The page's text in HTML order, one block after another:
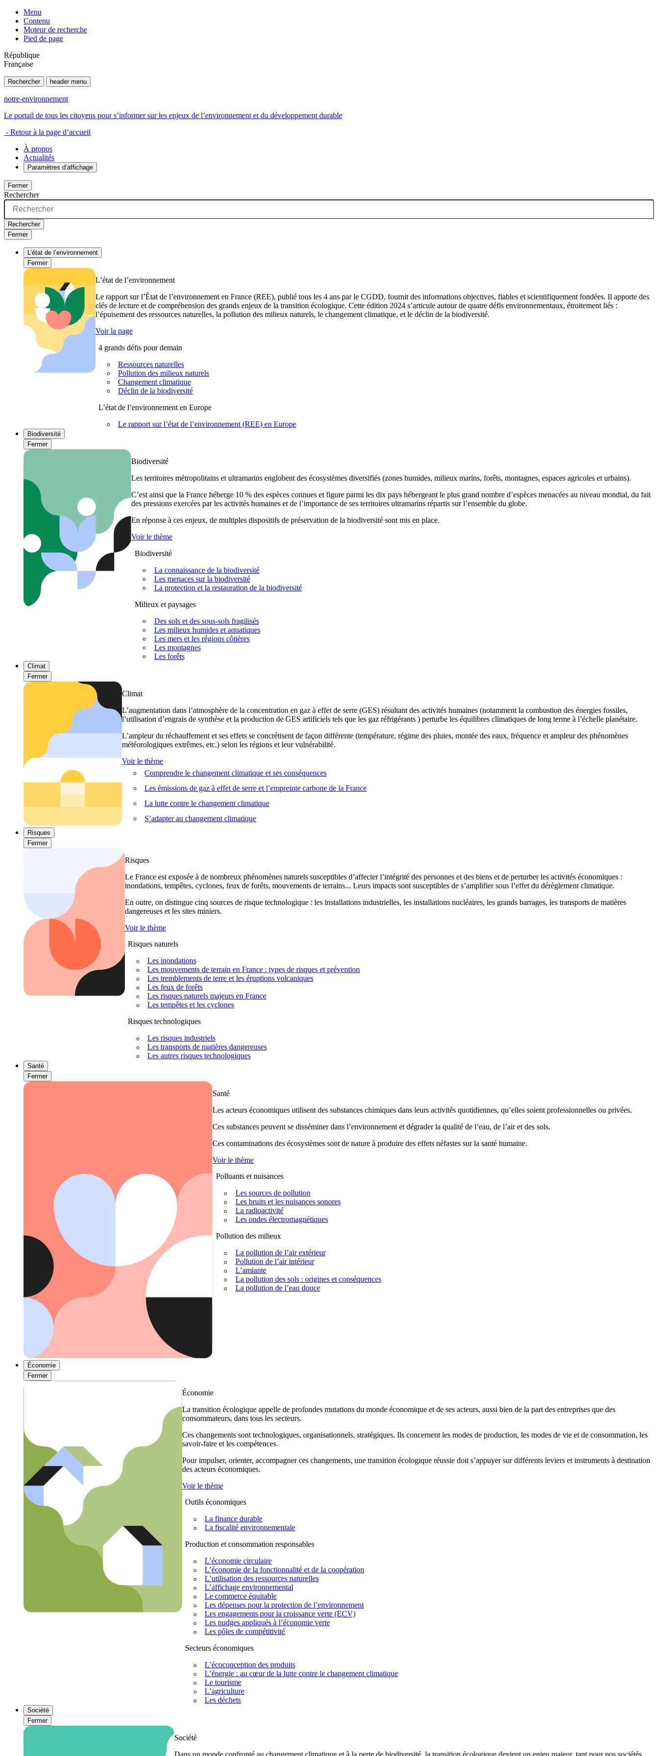
Menu
Contenu
Moteur de recherche
Pied de page
République
Française
Rechercher header menu
notre-environnement
Le portail de tous les citoyens pour s’informer sur les enjeux de l’environnement et du développement durable
- Retour à la page d’accueil
À propos
Actualités
Paramètres d’affichage
Fermer
Rechercher
Rechercher
Fermer
L’état de l’environnement
Fermer
L’état de l’environnement
Le rapport sur l’État de l’environnement en France (REE), publié tous les 4 ans par le CGDD, fournit des informations objectives, fiables et scientifiquement fondées. Il apporte des
clés de lecture et de compréhension des grands enjeux de la transition écologique. Cette édition 2024 s’articule autour de quatre défis environnementaux, étroitement liés :
l’épuisement des ressources naturelles, la pollution des milieux naturels, le changement climatique, et le déclin de la biodiversité.
Voir la page
4 grands défis pour demain
Ressources naturelles
Pollution des milieux naturels
Changement climatique
Déclin de la biodiversité
L’état de l’environnement en Europe
Le rapport sur l’état de l’environnement (REE) en Europe
Biodiversité
Fermer
Biodiversité
Les territoires métropolitains et ultramarins englobent des écosystèmes diversifiés (zones humides, milieux marins, forêts, montagnes, espaces agricoles et urbains).
C’est ainsi que la France héberge 10 % des espèces connues et figure parmi les dix pays hébergeant le plus grand nombre d’espèces menacées au niveau mondial, du fait
des pressions exercées par les activités humaines et de l’importance de ses territoires ultramarins répartis sur l’ensemble du globe.
En réponse à ces enjeux, de multiples dispositifs de préservation de la biodiversité sont mis en place.
Voir le thème
Biodiversité
La connaissance de la biodiversité
Les menaces sur la biodiversité
La protection et la restauration de la biodiversité
Milieux et paysages
Des sols et des sous-sols fragilisés
Les milieux humides et aquatiques
Les mers et les régions côtières
Les montagnes
Les forêts
Climat
Fermer
Climat
L’augmentation dans l’atmosphère de la concentration en gaz à effet de serre (GES) résultant des activités humaines (notamment la combustion des énergies fossiles,
l’utilisation d’engrais de synthèse et la production de GES artificiels tels que les gaz réfrigérants ) perturbe les équilibres climatiques de long terme à l’échelle planétaire.
L’ampleur du réchauffement et ses effets se concrétisent de façon différente (température, régime des pluies, montée des eaux, fréquence et ampleur des phénomènes
météorologiques extrêmes, etc.) selon les régions et leur vulnérabilité.
Voir le thème
Comprendre le changement climatique et ses conséquences
Les émissions de gaz à effet de serre et l’empreinte carbone de la France
La lutte contre le changement climatique
S’adapter au changement climatique
Risques
Fermer
Risques
Le France est exposée à de nombreux phénomènes naturels susceptibles d’affecter l’intégrité des personnes et des biens et de perturber les activités économiques :
inondations, tempêtes, cyclones, feux de forêts, mouvements de terrains... Leurs impacts sont susceptibles de s’amplifier sous l’effet du dérèglement climatique.
En outre, on distingue cinq sources de risque technologique : les installations industrielles, les installations nucléaires, les grands barrages, les transports de matières
dangereuses et les sites miniers.
Voir le thème
Risques naturels
Les inondations
Les mouvements de terrain en France : types de risques et prévention
Les tremblements de terre et les éruptions volcaniques
Les feux de forêts
Les risques naturels majeurs en France
Les tempêtes et les cyclones
Risques technologiques
Les risques industriels
Les transports de matières dangereuses
Les autres risques technologiques
Santé
Fermer
Santé
Les acteurs économiques utilisent des substances chimiques dans leurs activités quotidiennes, qu’elles soient professionnelles ou privées.
Ces substances peuvent se disséminer dans l’environnement et dégrader la qualité de l’eau, de l’air et des sols.
Ces contaminations des écosystèmes sont de nature à produire des effets néfastes sur la santé humaine.
Voir le thème
Polluants et nuisances
Les sources de pollution
Les bruits et les nuisances sonores
La radioactivité
Les ondes électromagnétiques
Pollution des milieux
La pollution de l’air extérieur
Pollution de l’air intérieur
L’amiante
La pollution des sols : origines et conséquences
La pollution de l’eau douce
Économie
Fermer
Économie
La transition écologique appelle de profondes mutations du monde économique et de ses acteurs, aussi bien de la part des entreprises que des
consommateurs, dans tous les secteurs.
Ces changements sont technologiques, organisationnels, stratégiques. Ils concernent les modes de production, les modes de vie et de consommation, les
savoir-faire et les compétences.
Pour impulser, orienter, accompagner ces changements, une transition écologique réussie doit s’appuyer sur différents leviers et instruments à destination
des acteurs économiques.
Voir le thème
Outils économiques
La finance durable
La fiscalité environnementale
Production et consommation responsables
L’économie circulaire
L’économie de la fonctionnalité et de la coopération
L’utilisation des ressources naturelles
L’affichage environnemental
Le commerce équitable
Les dépenses pour la protection de l’environnement
Les engagements pour la croissance verte (ECV)
Les nudges appliqués à l’économie verte
Les pôles de compétitivité
Secteurs économiques
L’écoconception des produits
L’énergie : au cœur de la lutte contre le changement climatique
Le tourisme
L’agriculture
Les déchets
Société
Fermer
Société
Dans un monde confronté au changement climatique et à la perte de biodiversité, la transition écologique devient un enjeu majeur, tant pour nos sociétés